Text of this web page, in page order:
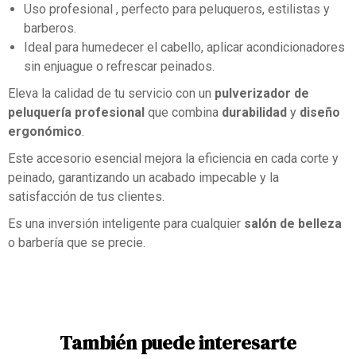
Uso profesional , perfecto para peluqueros, estilistas y
barberos.
Ideal para humedecer el cabello, aplicar acondicionadores
sin enjuague o refrescar peinados.
Eleva la calidad de tu servicio con un pulverizador de
peluquería profesional que combina durabilidad y diseño
ergonómico
Este accesorio esencial mejora la eficiencia en cada corte y
peinado, garantizando un acabado impecable y la
satisfacción de tus clientes.
Es una inversión inteligente para cualquier salón de belleza
o barbería que se precie.
También puede interesarte